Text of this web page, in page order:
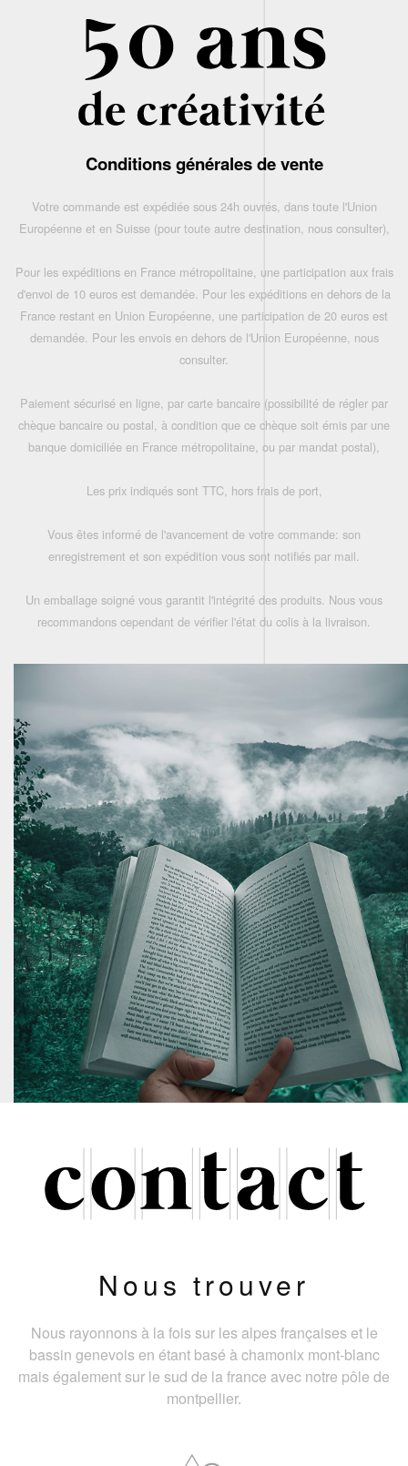
Conditions générales de vente
Votre commande est expédiée sous 24h ouvrés, dans toute l'Union
Européenne et en Suisse (pour toute autre destination, nous consulter),
Pour les expéditions en France métropolitaine, une participation aux frais
d'envoi de 10 euros est demandée. Pour les expéditions en dehors de la
France restant en Union Européenne, une participation de 20 euros est
demandée. Pour les envois en dehors de l'Union Européenne, nous
consulter.
Paiement sécurisé en ligne, par carte bancaire (possibilité de régler par
chèque bancaire ou postal, à condition que ce chèque soit émis par une
banque domiciliée en France métropolitaine, ou par mandat postal),
Les prix indiqués sont TTC, hors frais de port,
Vous êtes informé de l'avancement de votre commande: son
enregistrement et son expédition vous sont notifiés par mail.
Un emballage soigné vous garantit l'intégrité des produits. Nous vous
recommandons cependant de vérifier l'état du colis à la livraison.
Nous trouver
Nous rayonnons à la fois sur les alpes françaises et le
bassin genevois en étant basé à chamonix mont-blanc
mais également sur le sud de la france avec notre pôle de
montpellier.